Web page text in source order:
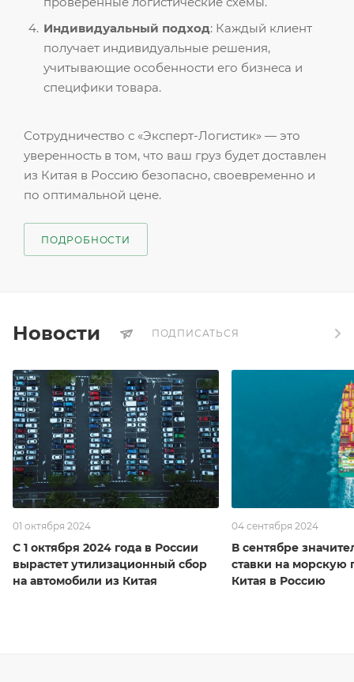
Индивидуальный подход: Каждый клиент
получает индивидуальные решения,
учитывающие особенности его бизнеса и
специфики товара.
Сотрудничество с «Эксперт-Логистик» — это
уверенность в том, что ваш груз будет доставлен
из Китая в Россию безопасно, своевременно и
по оптимальной цене.
ПОДРОБНОСТИ
Новости ПОДПИСАТЬСЯ
01 октября 2024
С 1 октября 2024 года в России
вырастет утилизационный сбор
на автомобили из Китая
04 сентября 2024
В сентябре
ставки на морскую
Китая в Россию